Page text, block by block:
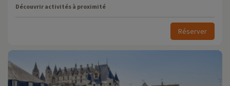
Découvrir activités à proximité
Réserver